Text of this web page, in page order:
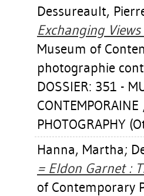
Dessureault,
Exchanging
Museum of
photographie
DOSSIER: 351 -
PHOTOGRAPHY
Hanna, Martha;
= Eldon Garnet :
of Contemporary